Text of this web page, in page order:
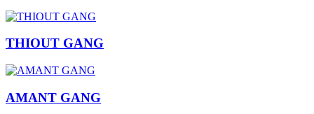
THIOUT GANG
AMANT GANG